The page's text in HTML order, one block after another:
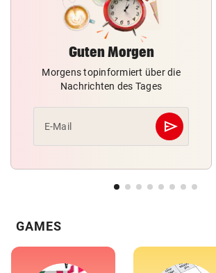
Guten Morgen
Morgens topinformiert über die
Nachrichten des Tages
E-Mail send
Abschicken
GAMES